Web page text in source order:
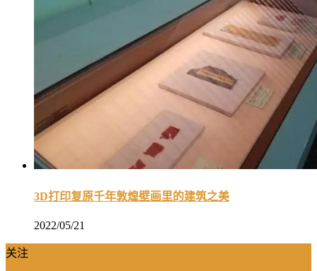
3D打印复原千年敦煌壁画里的建筑之美
2022/05/21
关注